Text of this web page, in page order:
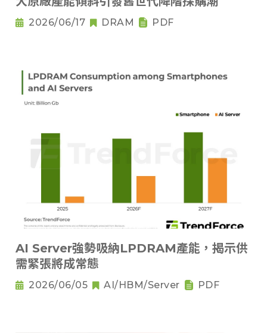
2026/06/17 DRAM PDF
AI Server強勢吸納LPDRAM產能，揭示供
需緊張將成常態
2026/06/05 AI/HBM/Server PDF